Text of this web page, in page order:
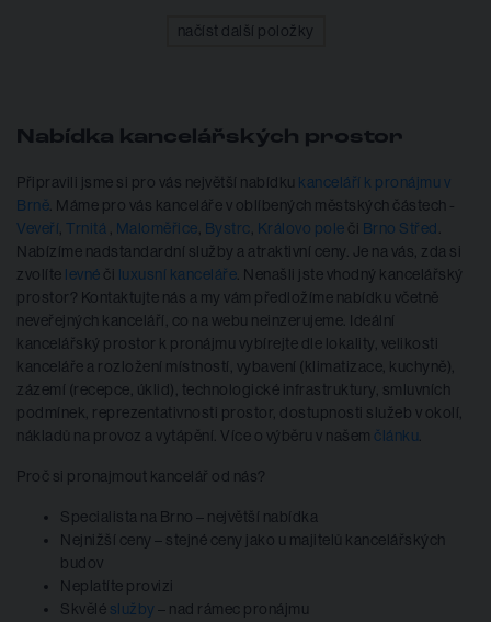
načíst další položky
Nabídka kancelářských prostor
Připravili jsme si pro vás největší nabídku kanceláří k pronájmu v
Brně. Máme pro vás kanceláře v oblíbených městských částech -
Veveří, Trnitá , Maloměřice, Bystrc, Královo pole či Brno Střed.
Nabízíme nadstandardní služby a atraktivní ceny. Je na vás, zda si
zvolíte levné či luxusní kanceláře. Nenašli jste vhodný kancelářský
prostor? Kontaktujte nás a my vám předložíme nabídku včetně
neveřejných kanceláří, co na webu neinzerujeme. Ideální
kancelářský prostor k pronájmu vybírejte dle lokality, velikosti
kanceláře a rozložení místností, vybavení (klimatizace, kuchyně),
zázemí (recepce, úklid), technologické infrastruktury, smluvních
podmínek, reprezentativnosti prostor, dostupnosti služeb v okolí,
nákladů na provoz a vytápění. Více o výběru v našem článku.
Proč si pronajmout kancelář od nás?
Specialista na Brno – největší nabídka
Nejnižší ceny – stejné ceny jako u majitelů kancelářských
budov
Neplatíte provizi
Skvělé služby – nad rámec pronájmu